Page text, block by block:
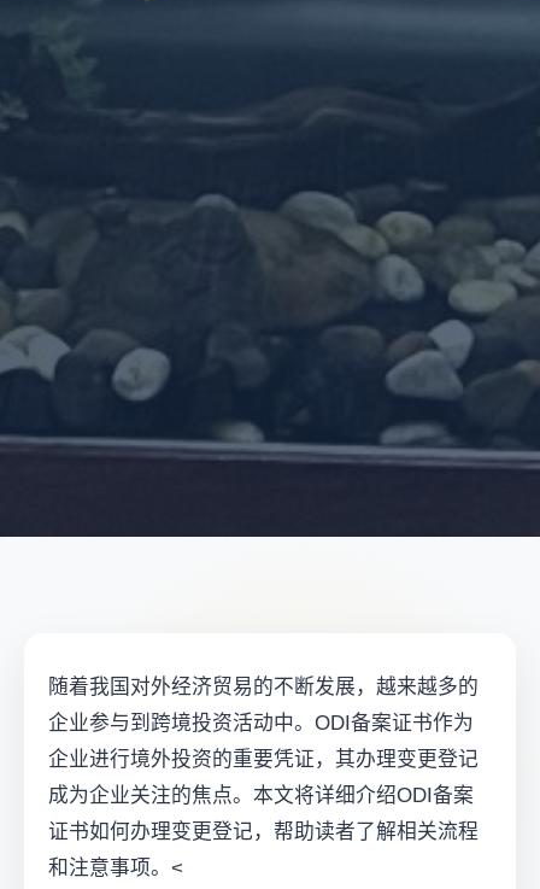
随着我国对外经济贸易的不断发展，越来越多的
企业参与到跨境投资活动中。ODI备案证书作为
企业进行境外投资的重要凭证，其办理变更登记
成为企业关注的焦点。本文将详细介绍ODI备案
证书如何办理变更登记，帮助读者了解相关流程
和注意事项。<